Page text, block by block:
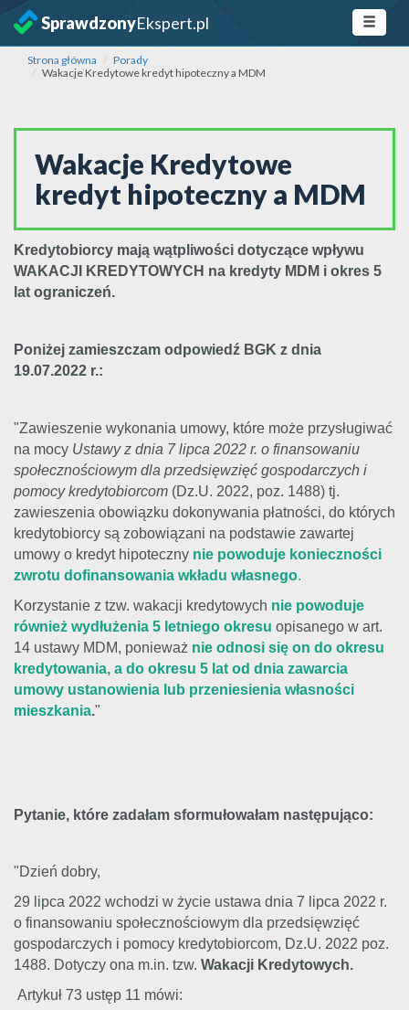
SprawdzonyEkspert.pl
Strona główna
Porady
Wakacje Kredytowe kredyt hipoteczny a MDM
Wakacje Kredytowe
kredyt hipoteczny a MDM
Kredytobiorcy mają wątpliwości dotyczące wpływu
WAKACJI KREDYTOWYCH na kredyty MDM i okres 5
lat ograniczeń.
Poniżej zamieszczam odpowiedź BGK z dnia
19.07.2022 r.:
"Zawieszenie wykonania umowy, które może przysługiwać
na mocy Ustawy z dnia 7 lipca 2022 r. o finansowaniu
społecznościowym dla przedsięwzięć gospodarczych i
pomocy kredytobiorcom (Dz.U. 2022, poz. 1488) tj.
zawieszenia obowiązku dokonywania płatności, do których
kredytobiorcy są zobowiązani na podstawie zawartej
umowy o kredyt hipoteczny nie powoduje konieczności
zwrotu dofinansowania wkładu własnego.
Korzystanie z tzw. wakacji kredytowych nie powoduje
również wydłużenia 5 letniego okresu opisanego w art.
14 ustawy MDM, ponieważ nie odnosi się on do okresu
kredytowania, a do okresu 5 lat od dnia zawarcia
umowy ustanowienia lub przeniesienia własności
mieszkania."
Pytanie, które zadałam sformułowałam następująco:
"Dzień dobry,
29 lipca 2022 wchodzi w życie ustawa dnia 7 lipca 2022 r.
o finansowaniu społecznościowym dla przedsięwzięć
gospodarczych i pomocy kredytobiorcom, Dz.U. 2022 poz.
1488. Dotyczy ona m.in. tzw. Wakacji Kredytowych.
Artykuł 73 ustęp 11 mówi: